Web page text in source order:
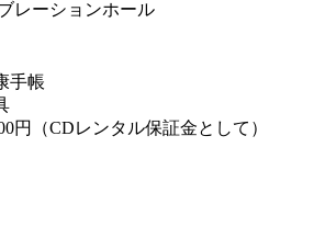
レーションホール
手帳
円（CDレンタル保証金として）